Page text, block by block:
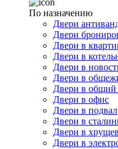
По назначению
Двери
Двери
Двери в
Двери в
Двери в
Двери в
Двери в общий
Двери в офис
Двери в подвал
Двери в
Двери в
Двери в